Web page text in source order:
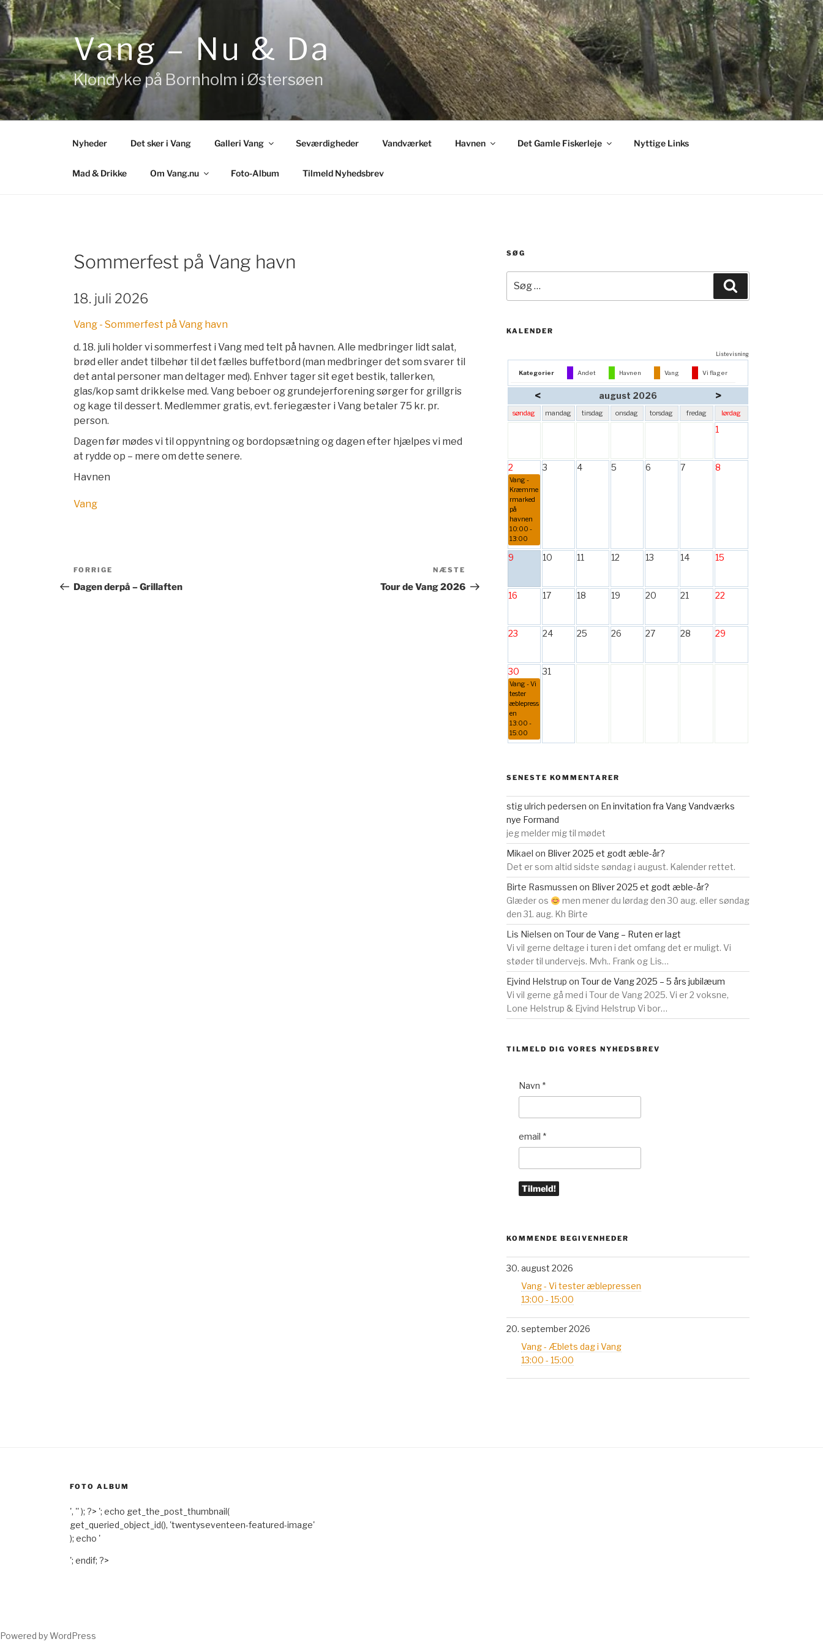
Videre
til
indhold
Vang – Nu & Da
Klondyke på Bornholm i Østersøen
Nyheder Det sker i Vang Galleri Vang Seværdigheder Vandværket Havnen Det Gamle Fiskerleje Nyttige Links
Mad & Drikke Om Vang.nu Foto-Album Tilmeld Nyhedsbrev
Sommerfest på Vang havn
18. juli 2026
Vang - Sommerfest på Vang havn
d. 18. juli holder vi sommerfest i Vang med telt på havnen. Alle medbringer lidt salat,
brød eller andet tilbehør til det fælles buffetbord (man medbringer det som svarer til
det antal personer man deltager med). Enhver tager sit eget bestik, tallerken,
glas/kop samt drikkelse med. Vang beboer og grundejerforening sørger for grillgris
og kage til dessert. Medlemmer gratis, evt. feriegæster i Vang betaler 75 kr. pr.
person.
Dagen før mødes vi til oppyntning og bordopsætning og dagen efter hjælpes vi med
at rydde op – mere om dette senere.
Havnen
Vang
Indlægsnavigation
Forrige
indlæg
FORRIGE
Dagen derpå – Grillaften
indlæg
NÆSTE
Tour de Vang 2026
SØG
efter:
KALENDER
Listevisning
Kategorier Andet Havnen Vang Vi flager
< august 2026 >
søndag mandag tirsdag onsdag torsdag fredag lørdag
1
2
Vang -
Kræmme
rmarked
på
havnen
10:00 -
13:00
3 4 5 6 7 8
9 10 11 12 13 14 15
16 17 18 19 20 21 22
23 24 25 26 27 28 29
30
Vang - Vi
tester
æblepress
en
13:00 -
15:00
31
SENESTE KOMMENTARER
stig ulrich pedersen on En invitation fra Vang Vandværks
nye Formand
jeg melder mig til mødet
Mikael on Bliver 2025 et godt æble-år?
Det er som altid sidste søndag i august. Kalender rettet.
Birte Rasmussen on Bliver 2025 et godt æble-år?
Glæder os
men mener du lørdag den 30 aug. eller søndag
den 31. aug. Kh Birte
Lis Nielsen on Tour de Vang – Ruten er lagt
Vi vil gerne deltage i turen i det omfang det er muligt. Vi
støder til undervejs. Mvh.. Frank og Lis…
Ejvind Helstrup on Tour de Vang 2025 – 5 års jubilæum
Vi vil gerne gå med i Tour de Vang 2025. Vi er 2 voksne,
Lone Helstrup & Ejvind Helstrup Vi bor…
TILMELD DIG VORES NYHEDSBREV
Navn *
email *
KOMMENDE BEGIVENHEDER
30. august 2026
Vang - Vi tester æblepressen
13:00 - 15:00
20. september 2026
Vang - Æblets dag i Vang
13:00 - 15:00
FOTO ALBUM
', '' ); ?> '; echo get_the_post_thumbnail(
get_queried_object_id(), 'twentyseventeen-featured-image'
); echo '
'; endif; ?>
Powered by WordPress